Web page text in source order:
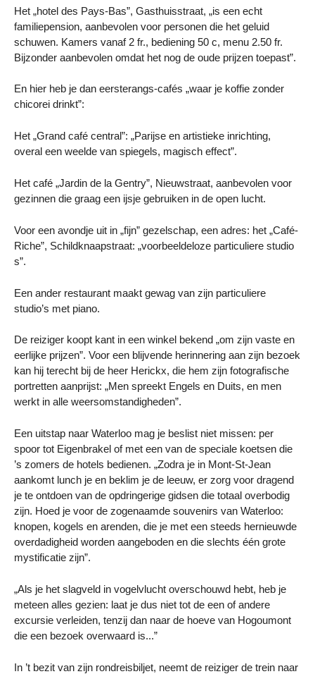
Het „hotel des Pays-Bas”, Gasthuisstraat, „is een echt
familiepension, aanbevolen voor personen die het geluid
schuwen. Kamers vanaf 2 fr., bediening 50 c, menu 2.50 fr.
Bijzonder aanbevolen omdat het nog de oude prijzen toepast”.
En hier heb je dan eersterangs-cafés „waar je koffie zonder
chicorei drinkt”:
Het „Grand café central”: „Parijse en artistieke inrichting,
overal een weelde van spiegels, magisch effect”.
Het café „Jardin de la Gentry”, Nieuwstraat, aanbevolen voor
gezinnen die graag een ijsje gebruiken in de open lucht.
Voor een avondje uit in „fijn” gezelschap, een adres: het „Café-
Riche”, Schildknaapstraat: „voorbeeldeloze particuliere studio
s”.
Een ander restaurant maakt gewag van zijn particuliere
studio’s met piano.
De reiziger koopt kant in een winkel bekend „om zijn vaste en
eerlijke prijzen”. Voor een blijvende herinnering aan zijn bezoek
kan hij terecht bij de heer Herickx, die hem zijn fotografische
portretten aanprijst: „Men spreekt Engels en Duits, en men
werkt in alle weersomstandigheden”.
Een uitstap naar Waterloo mag je beslist niet missen: per
spoor tot Eigenbrakel of met een van de speciale koetsen die
’s zomers de hotels bedienen. „Zodra je in Mont-St-Jean
aankomt lunch je en beklim je de leeuw, er zorg voor dragend
je te ontdoen van de opdringerige gidsen die totaal overbodig
zijn. Hoed je voor de zogenaamde souvenirs van Waterloo:
knopen, kogels en arenden, die je met een steeds hernieuwde
overdadigheid worden aangeboden en die slechts één grote
mystificatie zijn”.
„Als je het slagveld in vogelvlucht overschouwd hebt, heb je
meteen alles gezien: laat je dus niet tot de een of andere
excursie verleiden, tenzij dan naar de hoeve van Hogoumont
die een bezoek overwaard is...”
In ’t bezit van zijn rondreisbiljet, neemt de reiziger de trein naar